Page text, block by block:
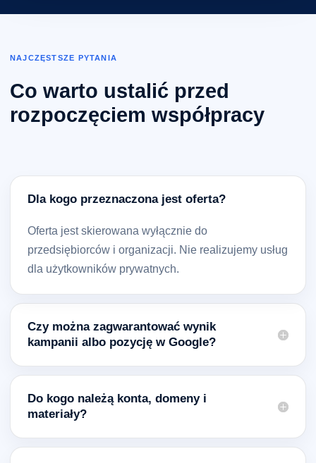
NAJCZĘSTSZE PYTANIA
Co warto ustalić przed
rozpoczęciem współpracy
Dla kogo przeznaczona jest oferta?
Oferta jest skierowana wyłącznie do
przedsiębiorców i organizacji. Nie realizujemy usług
dla użytkowników prywatnych.
Czy można zagwarantować wynik
kampanii albo pozycję w Google?
Do kogo należą konta, domeny i
materiały?